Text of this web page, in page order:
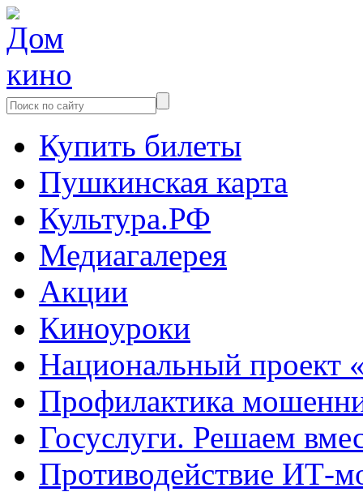
Купить билеты
Пушкинская карта
Культура.РФ
Медиагалерея
Акции
Киноуроки
Национальный проект
Профилактика
Госуслуги. Решаем
Противодействие ИТ-